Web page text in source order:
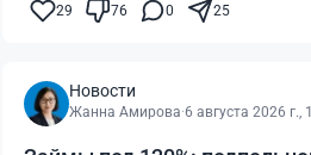
29 76 0 25
Новости
Жанна Амирова·6 августа 2026 г.,